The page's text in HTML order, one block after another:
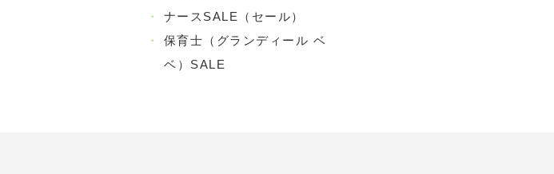
・
ナースSALE（セール）
・
保育士（グランディール ベ
ベ）SALE